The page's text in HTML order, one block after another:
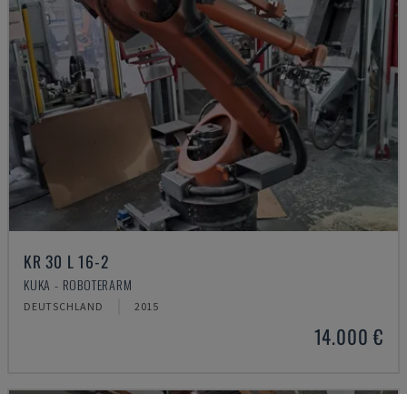
KR 30 L 16-2
KUKA - ROBOTERARM
DEUTSCHLAND 2015
14.000 €